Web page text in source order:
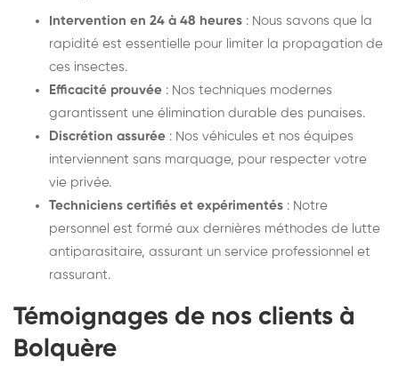
Intervention en 24 à 48 heures : Nous savons que la
rapidité est essentielle pour limiter la propagation de
ces insectes.
Efficacité prouvée : Nos techniques modernes
garantissent une élimination durable des punaises.
Discrétion assurée : Nos véhicules et nos équipes
interviennent sans marquage, pour respecter votre
vie privée.
Techniciens certifiés et expérimentés : Notre
personnel est formé aux dernières méthodes de lutte
antiparasitaire, assurant un service professionnel et
rassurant.
Témoignages de nos clients à
Bolquère